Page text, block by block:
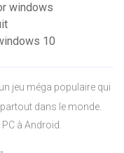
windows
10
jeu méga populaire qui
dans le monde.
à Android.